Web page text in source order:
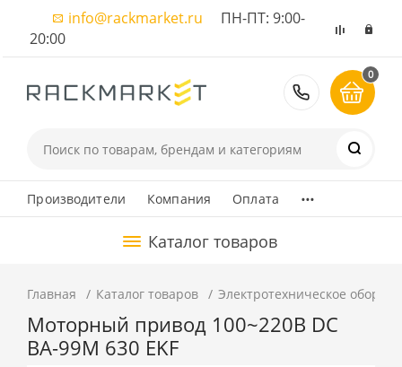
info@rackmarket.ru ПН-ПТ: 9:00-
20:00
8 (495)
0
Производители Компания Оплата ...
Каталог товаров
Главная Каталог товаров Электротехническое
Моторный привод 100~220В DC
ВА-99M 630 EKF